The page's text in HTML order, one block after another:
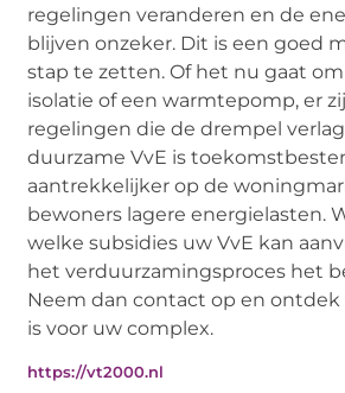
regelingen veranderen en de
blijven onzeker. Dit is een goed
stap te zetten. Of het nu gaat
isolatie of een warmtepomp, er
regelingen die de drempel
duurzame VvE is
aantrekkelijker op de
bewoners lagere energielasten.
welke subsidies uw VvE kan
het verduurzamingsproces het
Neem dan contact op en
is voor uw complex.
https://vt2000.nl